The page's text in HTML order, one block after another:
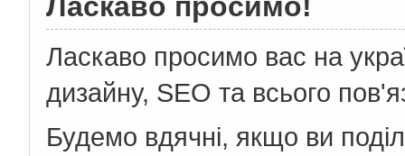
Ласкаво просимо вас на
дизайну, SEO та всього
Будемо вдячні, якщо ви